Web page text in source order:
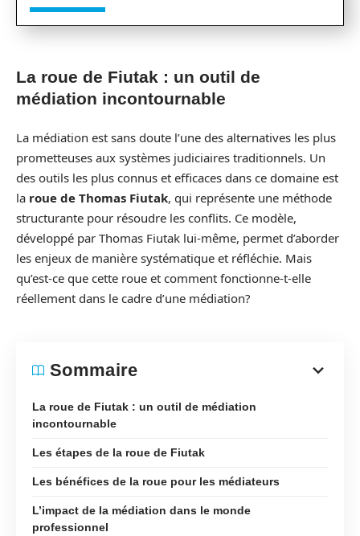
La roue de Fiutak : un outil de
médiation incontournable
La médiation est sans doute l’une des alternatives les plus
prometteuses aux systèmes judiciaires traditionnels. Un
des outils les plus connus et efficaces dans ce domaine est
la roue de Thomas Fiutak, qui représente une méthode
structurante pour résoudre les conflits. Ce modèle,
développé par Thomas Fiutak lui-même, permet d’aborder
les enjeux de manière systématique et réfléchie. Mais
qu’est-ce que cette roue et comment fonctionne-t-elle
réellement dans le cadre d’une médiation?
Sommaire
La roue de Fiutak : un outil de médiation
incontournable
Les étapes de la roue de Fiutak
Les bénéfices de la roue pour les médiateurs
L’impact de la médiation dans le monde
professionnel